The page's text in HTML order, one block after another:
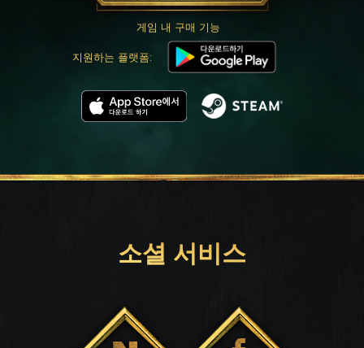
게임 내 구매 기능
지원하는 플랫폼:
소셜 서비스